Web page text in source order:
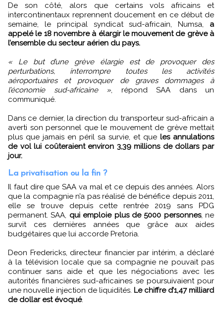
De son côté, alors que certains vols africains et
intercontinentaux reprennent doucement en ce début de
semaine, le principal syndicat sud-africain, Numsa, a
appelé le 18 novembre à élargir le mouvement de grève à
l’ensemble du secteur aérien du pays.
« Le but d’une grève élargie est de provoquer des
perturbations, interrompre toutes les activités
aéroportuaires et provoquer de graves dommages à
l’économie sud-africaine », répond SAA dans un
communiqué.
Dans ce dernier, la direction du transporteur sud-africain a
averti son personnel que le mouvement de grève mettait
plus que jamais en péril sa survie, et que les annulations
de vol lui coûteraient environ 3,39 millions de dollars par
jour.
La privatisation ou la fin ?
Il faut dire que SAA va mal et ce depuis des années. Alors
que la compagnie n’a pas réalisé de bénéfice depuis 2011,
elle se trouve depuis cette rentrée 2019 sans PDG
permanent. SAA, qui emploie plus de 5000 personnes, ne
survit ces dernières années que grâce aux aides
budgétaires que lui accorde Pretoria.
Deon Fredericks, directeur financier par intérim, a déclaré
à la télévision locale que sa compagnie ne pouvait pas
continuer sans aide et que les négociations avec les
autorités financières sud-africaines se poursuivaient pour
une nouvelle injection de liquidités. Le chiffre d’1,47 milliard
de dollar est évoqué.